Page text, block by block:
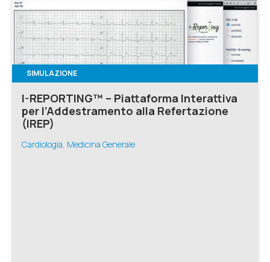
SIMULAZIONE
I-REPORTING™ – Piattaforma Interattiva
per l’Addestramento alla Refertazione
(IREP)
Cardiologia, Medicina Generale